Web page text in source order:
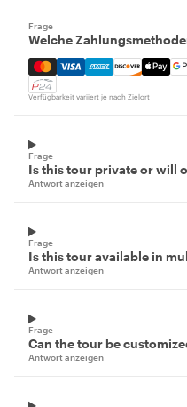
Frage
Welche
Mastercard, Visa,
Verfügbarkeit variiert je nach Zielort
Frage
Is this tour private or will
Antwort anzeigen
Frage
Is this tour available in
Antwort anzeigen
Frage
Can the tour be
Antwort anzeigen